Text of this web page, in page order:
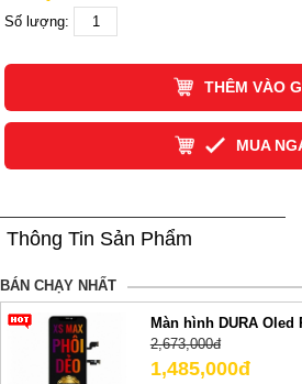
Số lượng:
THÊM VÀO
MUA
Thông Tin Sản Phẩm
BÁN CHẠY NHẤT
Màn hình DURA Oled
2,673,000đ
1,485,000đ